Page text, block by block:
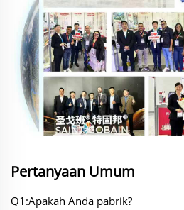
Pertanyaan Umum
Q1:Apakah Anda pabrik?